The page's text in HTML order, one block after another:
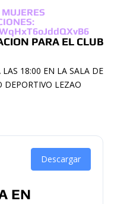
PARA EL CLUB
18:00 EN LA SALA DE
DEPORTIVO LEZAO
EN
Descargar